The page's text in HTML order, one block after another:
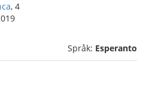
, 4
Språk: Esperanto